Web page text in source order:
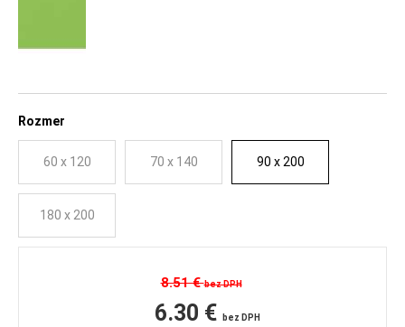
Rozmer
60 x 120 70 x 140 90 x 200
180 x 200
8.51 €bez DPH
6.30 € bez DPH